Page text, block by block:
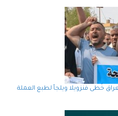
خُطى فنزويلا ويلجأ لطبع العملة